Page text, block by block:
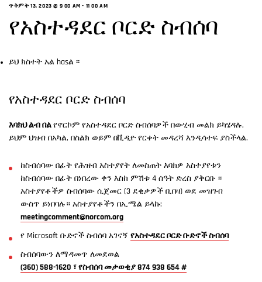
ጥቅምት 13, 2023 @ 9 00 AM - 11 00 AM
የአስተዳደር ቦርድ ስብሰባ
ይህ ክስተት አል hasል ፡፡
የአስተዳደር ቦርድ ስብሰባ
እባክህ ልብ በል የኖርኮም የአስተዳደር ቦርድ ስብሰባዎች በውሂብ መልክ ይካሄዳሉ,
ይህም ህዝብ በአካል, በስልክ ወይም በቪዲዮ የርቀት መዳረሻ እንዲሳተፍ ያስችላል.
ከስብሰባው በፊት የሕዝብ አስተያየት ለመስጠት እባክዎ አስተያየቱን
ከስብሰባው በፊት በነበረው ቀን እስከ ምሽቱ 4 ሰዓት ድረስ ያቅርቡ ፡፡
አስተያየቶችዎ ስብሰባው ሲጀመር (3 ደቂቃዎች ቢበዛ) ወደ መዝገብ
ውስጥ ይነበባሉ። አስተያየቶችን በኢሜል ይላኩ:
meetingcomment@norcom.org
የ Microsoft ቡድኖች ስብሰባ አገናኝ የአስተዳደር ቦርድ ቡድኖች ስብሰባ
ስብሰባውን ለማዳመጥ ለመደወል
(360) 588-1620 ፣ የስብሰባ መታወቂያ 874 938 654 #